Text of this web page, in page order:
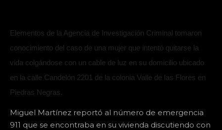
Elementos de la Agencia de Investigación Criminal tomaron
conocimiento del caso de una mujer que intentó quitarse la
vida colgándose con un cable de luz en su domicilio ubicado
en la calle Candelón 2201 de la colonia Valle de las Flores en
Piedras Negras.
Miguel Martínez reportó al número de emergencia
911 que se encontraba en su vivienda discutiendo con